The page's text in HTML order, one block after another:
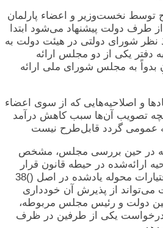
توسط نخست‌وزیر و اعضاء پارلمان
طرف دولت پیشنهاد می‌شود ابتدا
شورای دولتی در هیئت دولت به
یکی از دو مجلس ارائه
بدواً به مجلس شورای ملی ارائه
و اصلاحیه‌هایی که از سوی اعضاء
تصویب آن‌ها سبب کاهش درآمد
عمومی گردد قابل‌طرح نیست
در حین بررسی مجلس، مشخص
ارائه‌شده در حیطه قانون قرار
نمی‌گیرد و این برخلاف اختیارات محوله یادشده در اصل ()38
از پذیرش آن خودداری
دولت و رئیس مجلس مربوطه،
یکی از طرفین در ظرف